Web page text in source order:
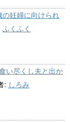
の妊婦に向けられ
ふくふく
い尽くし夫と出か
: しろみ